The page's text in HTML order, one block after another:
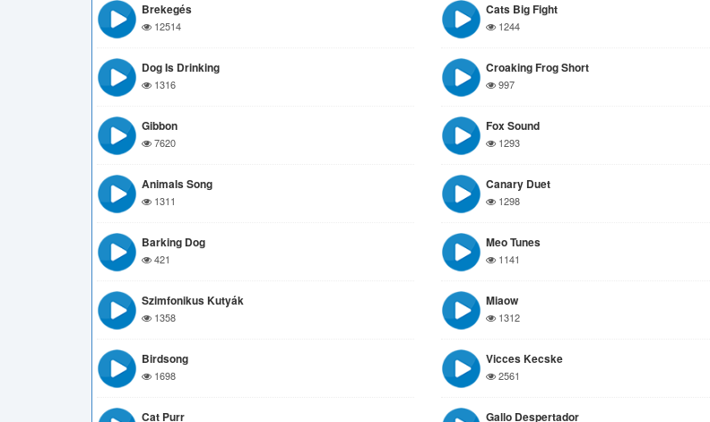
Brekegés
12514
Cats Big Fight
1244
Dog Is Drinking
1316
Croaking Frog Short
997
Gibbon
7620
Fox Sound
1293
Animals Song
1311
Canary Duet
1298
Barking Dog
421
Meo Tunes
1141
Szimfonikus Kutyák
1358
Miaow
1312
Birdsong
1698
Vicces Kecske
2561
Cat Purr Gallo Despertador